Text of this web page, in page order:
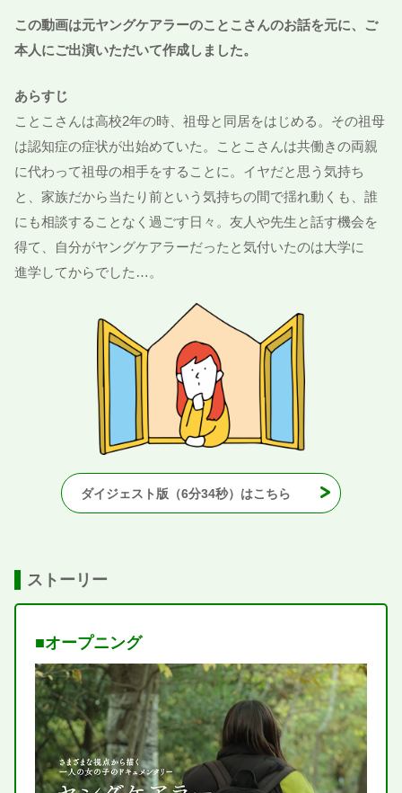
この動画は元ヤングケアラーのことこさんのお話を元に、ご
本人にご出演いただいて作成しました。
あらすじ
ことこさんは高校2年の時 、祖母と 同居をはじめる。その祖母
は認知症の症状が出始めていた。ことこさんは共働きの両親
に代わって祖母の相手をすることに。イヤだと 思 う気持ち
と、家族だから当たり前という気持ちの間で揺れ動 くも、誰
にも相談することなく過 ごす日々 。友人や先生と話す機会を
得て、 自分がヤングケアラーだったと気付いたのは大学に
進学 してからでした…。
ダイジェスト 版 （6分34秒）はこちら
ストーリー
■オープニング